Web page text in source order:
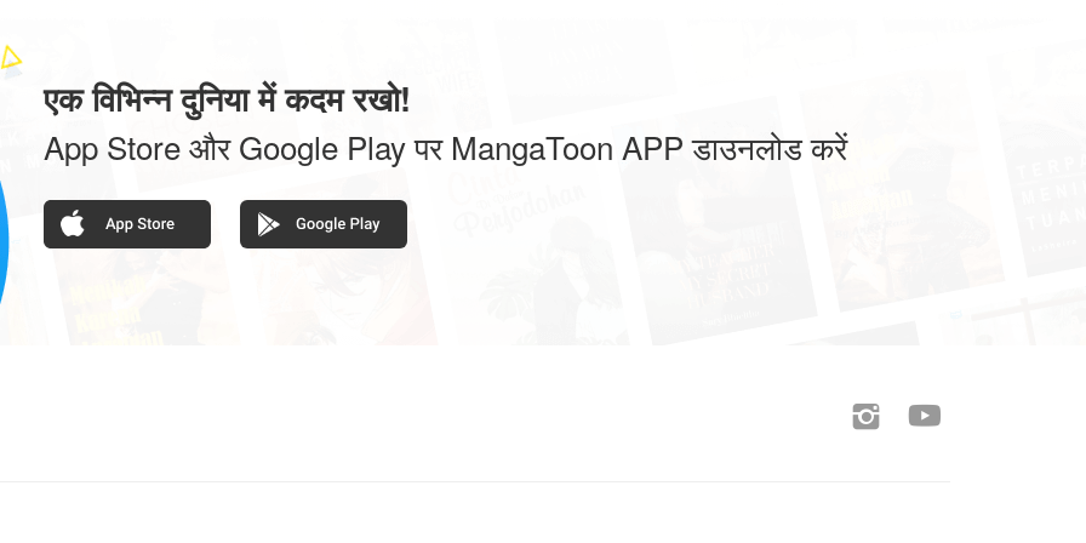
एक विभिन्न दुनिया में कदम रखो!
App Store और Google Play पर MangaToon APP डाउनलोड करें
 